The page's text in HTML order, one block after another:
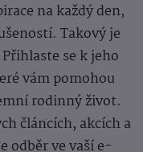
na každý den,
Takový je
se k jeho
vám pomohou
rodinný život.
článcích, akcích a
odběr ve vaší e-